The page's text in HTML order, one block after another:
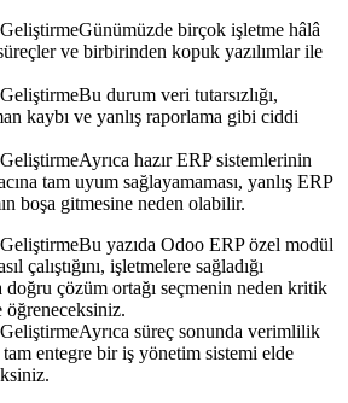
birçok işletme hâlâ
ve birbirinden kopuk yazılımlar ile
durum veri tutarsızlığı,
kaybı ve yanlış raporlama gibi ciddi
hazır ERP sistemlerinin
tam uyum sağlayamaması, yanlış ERP
boşa gitmesine neden olabilir.
yazıda Odoo ERP özel modül
çalıştığını, işletmelere sağladığı
doğru çözüm ortağı seçmenin neden kritik
öğreneceksiniz.
süreç sonunda verimlilik
tam entegre bir iş yönetim sistemi elde